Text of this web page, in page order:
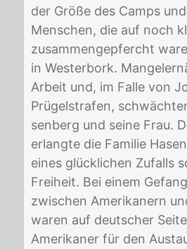
der Grö­ße des Camps
Men­schen, die auf noch
zu­sam­men­ge­pfercht
in Wes­ter­bork.
Ar­beit und, im Fal­le von
Prü­gel­stra­fen,
sen­berg und sei­ne Frau.
er­lang­te die Fa­mi­lie
ei­nes glück­li­chen Zu­falls
Frei­heit. Bei ei­nem
zwi­schen Ame­ri­ka­nern
wa­ren auf deut­scher
Ame­ri­ka­ner für den